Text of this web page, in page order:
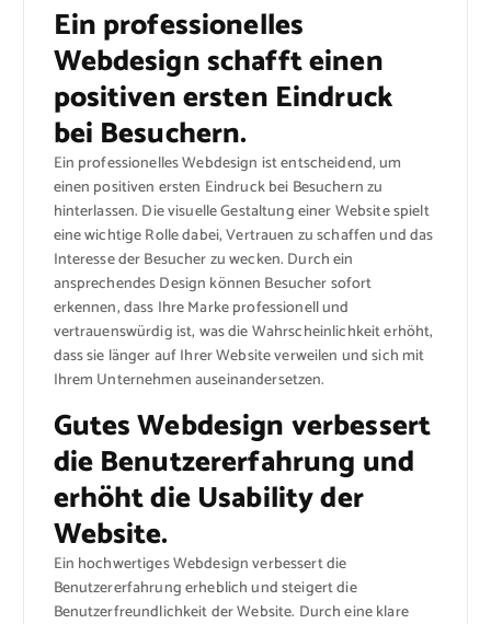
Ein professionelles
Webdesign schafft einen
positiven ersten Eindruck
bei Besuchern.
Ein professionelles Webdesign ist entscheidend, um
einen positiven ersten Eindruck bei Besuchern zu
hinterlassen. Die visuelle Gestaltung einer Website spielt
eine wichtige Rolle dabei, Vertrauen zu schaffen und das
Interesse der Besucher zu wecken. Durch ein
ansprechendes Design können Besucher sofort
erkennen, dass Ihre Marke professionell und
vertrauenswürdig ist, was die Wahrscheinlichkeit erhöht,
dass sie länger auf Ihrer Website verweilen und sich mit
Ihrem Unternehmen auseinandersetzen.
Gutes Webdesign verbessert
die Benutzererfahrung und
erhöht die Usability der
Website.
Ein hochwertiges Webdesign verbessert die
Benutzererfahrung erheblich und steigert die
Benutzerfreundlichkeit der Website. Durch eine klare